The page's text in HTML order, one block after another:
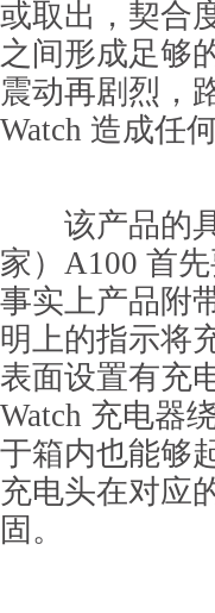
或取出，契合
之间形成足够
震动再剧烈，
Watch 造成任
该产品的具
家）A100 首
事实上产品附
明上的指示将
表面设置有充
Watch 充电器
于箱内也能够
充电头在对应
固。